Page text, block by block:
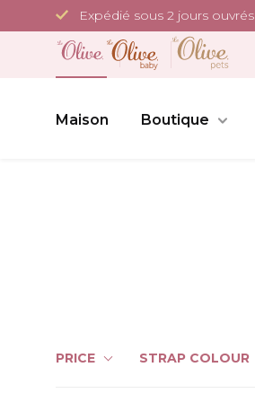
au
contenu
Expédié sous 2 jours ouvrés
Maison Boutique
PRICE STRAP COLOUR